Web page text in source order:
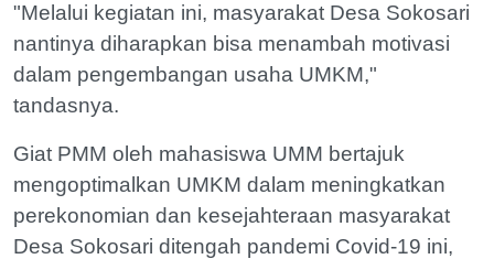
"Melalui kegiatan ini, masyarakat Desa Sokosari
nantinya diharapkan bisa menambah motivasi
dalam pengembangan usaha UMKM,"
tandasnya.
Giat PMM oleh mahasiswa UMM bertajuk
mengoptimalkan UMKM dalam meningkatkan
perekonomian dan kesejahteraan masyarakat
Desa Sokosari ditengah pandemi Covid-19 ini,